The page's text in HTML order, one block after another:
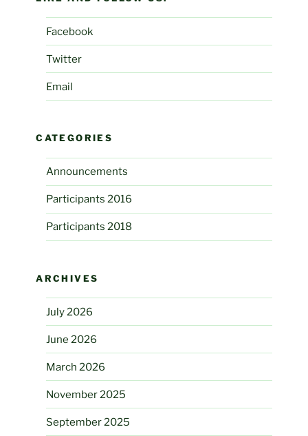
Facebook
Twitter
Email
CATEGORIES
Announcements
Participants 2016
Participants 2018
ARCHIVES
July 2026
June 2026
March 2026
November 2025
September 2025